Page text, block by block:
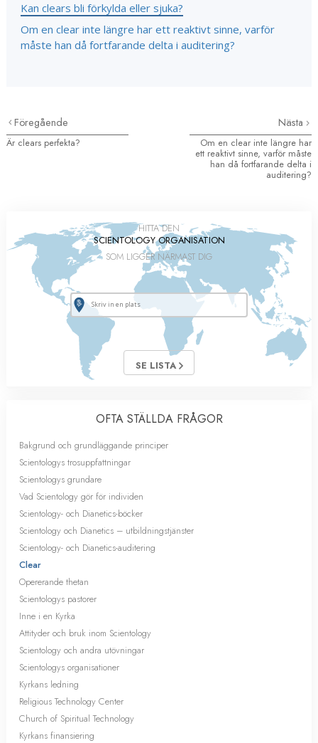
Kan clears bli förkylda eller sjuka?
Om en clear inte längre har ett reaktivt sinne, varför
måste han då fortfarande delta i auditering?
Föregående
Är clears perfekta?
Nästa
Om en clear inte längre har
ett reaktivt sinne, varför måste
han då fortfarande delta i
auditering?
HITTA DEN
SCIENTOLOGY ORGANISATION
SOM LIGGER NÄRMAST DIG
SE LISTA
OFTA STÄLLDA FRÅGOR
Bakgrund och grundläggande principer
Scientologys trosuppfattningar
Scientologys grundare
Vad Scientology gör för individen
Scientology- och Dianetics-böcker
Scientology och Dianetics – utbildningstjänster
Scientology- och Dianetics-auditering
Clear
Opererande thetan
Scientologys pastorer
Inne i en Kyrka
Attityder och bruk inom Scientology
Scientology och andra utövningar
Scientologys organisationer
Kyrkans ledning
Religious Technology Center
Church of Spiritual Technology
Kyrkans finansiering